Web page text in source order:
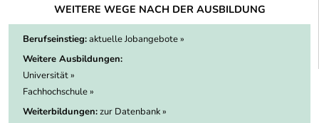
WEITERE WEGE NACH DER AUSBILDUNG
Berufseinstieg:aktuelle Jobangebote »
Weitere Ausbildungen:
Universität »
Fachhochschule »
Weiterbildungen:zur Datenbank »